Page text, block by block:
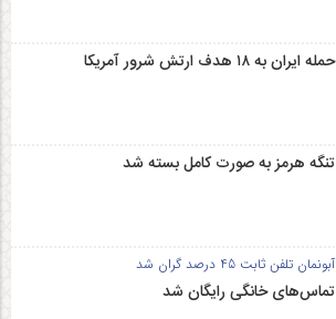
حمله ایران به ۱۸ هدف ارتش شرور آمریکا
تنگه هرمز به صورت کامل بسته شد
آبونمان تلفن ثابت 45 درصد گران شد
تماس‌های خانگی رایگان شد